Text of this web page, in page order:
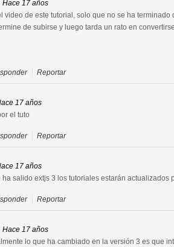
Hace 17 años
video de este tutorial, solo que no se ha
de subirse y luego tarda un rato en
Reportar
17 años
el tuto
Reportar
17 años
ha salido extjs 3 los tutoriales estarán actualizados
Reportar
Hace 17 años
lo que ha cambiado en la versión 3 es que